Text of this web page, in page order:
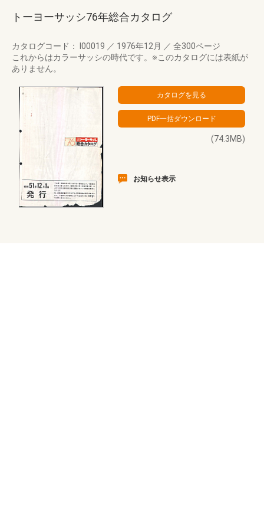
トーヨーサッシ76年総合カタログ
カタログコード： I00019 ／ 1976年12月 ／ 全300ページ
これからはカラーサッシの時代です。※このカタログには表紙が
ありません。
(74.3MB)
お知らせ表示